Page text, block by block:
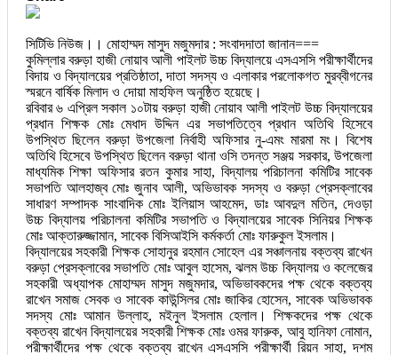
সিটিভি নিউজ।। মোহাম্মদ মাসুদ মজুমদার : সংবাদদাতা জানান===
কুমিল্লার বরুড়া হাজী নোয়াব আলী পাইলট উচ্চ বিদ্যালয়ে এসএসসি পরীক্ষার্থীদের
বিদায় ও বিদ্যালয়ের প্রতিষ্ঠাতা, দাতা সদস্য ও এলাকার পরলোকগত মুরব্বীগনের
স্মরনে বার্ষিক মিলাদ ও দোয়া মাহফিল অনুষ্ঠিত হয়েছে।
রবিবার ৬ এপ্রিল সকাল ১০টায় বরুড়া হাজী নোয়াব আলী পাইলট উচ্চ বিদ্যালয়ের
প্রধান শিক্ষক মোঃ মেধাদ উদ্দিন এর সভাপতিত্বে প্রধান অতিথি হিসেবে
উপস্থিত ছিলেন বরুড়া উপজেলা নির্বাহী অফিসার নু-এমং মারমা মং। বিশেষ
অতিথি হিসেবে উপস্থিত ছিলেন বরুড়া থানা ওসি তদন্ত সঞ্জয় সরকার, উপজেলা
মাধ্যমিক শিক্ষা অফিসার রতন কুমার সাহা, বিদ্যালয় পরিচালনা কমিটির সাবেক
সভাপতি আলহাজ্ব মোঃ জুনাব আলী, অভিভাবক সদস্য ও বরুড়া প্রেসক্লাবের
সাধারণ সম্পাদক সাংবাদিক মোঃ ইলিয়াস আহমেদ, ডাঃ আবদুল মতিন, দেওড়া
উচ্চ বিদ্যালয় পরিচালনা কমিটির সভাপতি ও বিদ্যালয়ের সাবেক সিনিয়র শিক্ষক
মোঃ আক্তারুজ্জামান, সাবেক বিসিআইসি কর্মকর্তা মোঃ ফারুকুল ইসলাম।
বিদ্যালয়ের সহকারী শিক্ষক সোহানুর রহমান সোহেল এর সঞ্চালনায় বক্তব্য রাখেন
বরুড়া প্রেসক্লাবের সভাপতি মোঃ আবুল হাসেম, ঝলম উচ্চ বিদ্যালয় ও কলেজের
সহকারী অধ্যাপক মোহাম্মদ মাসুদ মজুমদার, অভিভাবকদের পক্ষ থেকে বক্তব্য
রাখেন সমাজ সেবক ও সাবেক কাউন্সিলর মোঃ জাকির হোসেন, সাবেক অভিভাবক
সদস্য মোঃ আমান উল্লাহ, মইনুল ইসলাম হেলাল। শিক্ষকদের পক্ষ থেকে
বক্তব্য রাখেন বিদ্যালয়ের সহকারী শিক্ষক মোঃ ওমর ফারুক, আবু হানিফা নোমান,
পরীক্ষার্থীদের পক্ষ থেকে বক্তব্য রাখেন এসএসসি পরীক্ষার্থী রিয়ন সাহা, দশম